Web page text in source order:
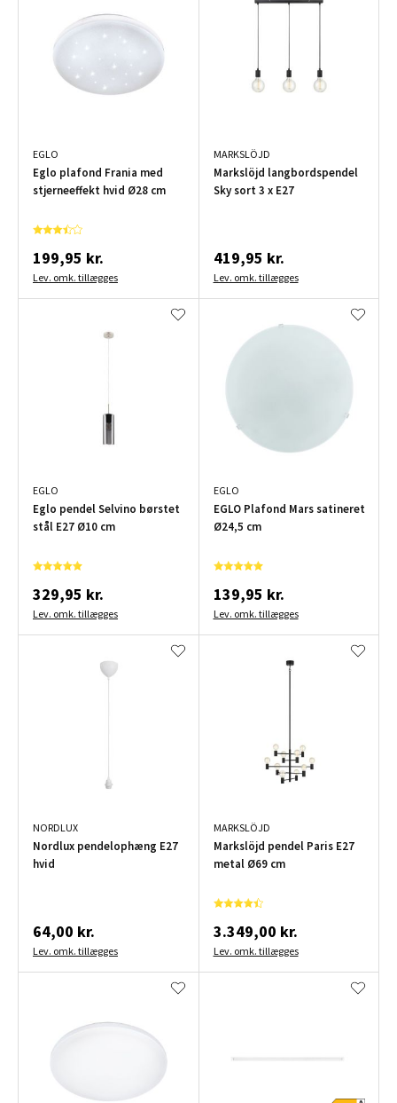
EGLO
Eglo plafond Frania med
stjerneeffekt hvid Ø28 cm
199,95 kr.
Lev. omk. tillægges
MARKSLÖJD
Markslöjd langbordspendel
Sky sort 3 x E27
419,95 kr.
Lev. omk. tillægges
EGLO
Eglo pendel Selvino børstet
stål E27 Ø10 cm
329,95 kr.
Lev. omk. tillægges
EGLO
EGLO Plafond Mars satineret
Ø24,5 cm
139,95 kr.
Lev. omk. tillægges
NORDLUX
Nordlux pendelophæng E27
hvid
64,00 kr.
Lev. omk. tillægges
MARKSLÖJD
Markslöjd pendel Paris E27
metal Ø69 cm
3.349,00 kr.
Lev. omk. tillægges